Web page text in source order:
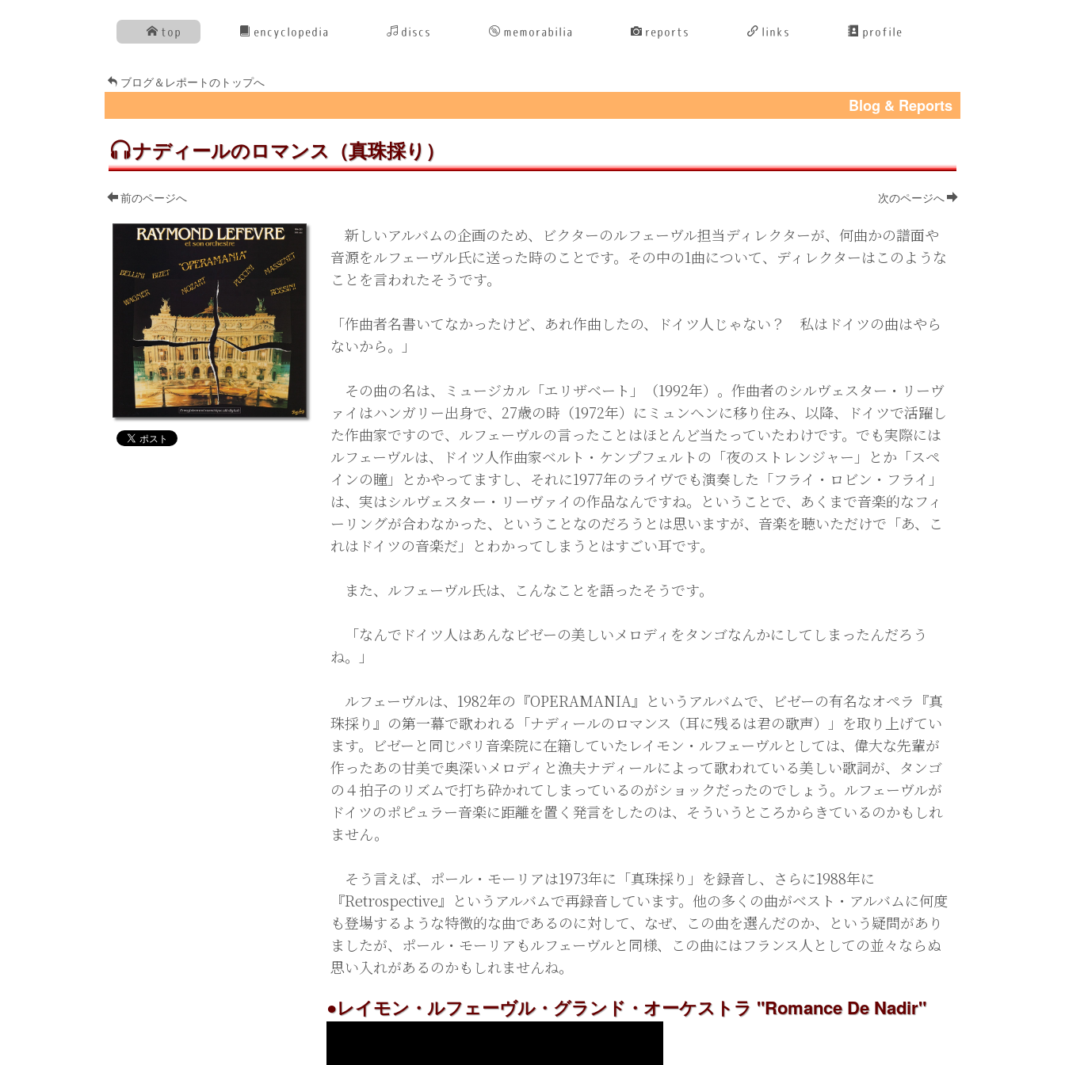
top encyclopedia discs memorabilia reports links profile
ブログ＆レポートのトップへ
Blog & Reports
ナディールのロマンス（真珠採り）
前のページへ 次のページへ
新しいアルバムの企画のため、ビクターのルフェーヴル担当ディレクターが、何曲かの譜面や
音源をルフェーヴル氏に送った時のことです。その中の1曲について、ディレクターはこのような
ことを言われたそうです。
「作曲者名書いてなかったけど、あれ作曲したの、ドイツ人じゃない？ 私はドイツの曲はやら
ないから。」
その曲の名は、ミュージカル「エリザベート」（1992年）。作曲者のシルヴェスター・リーヴ
ァイはハンガリー出身で、27歳の時（1972年）にミュンヘンに移り住み、以降、ドイツで活躍し
た作曲家ですので、ルフェーヴルの言ったことはほとんど当たっていたわけです。でも実際には
ルフェーヴルは、ドイツ人作曲家ベルト・ケンプフェルトの「夜のストレンジャー」とか「スペ
インの瞳」とかやってますし、それに1977年のライヴでも演奏した「フライ・ロビン・フライ」
は、実はシルヴェスター・リーヴァイの作品なんですね。ということで、あくまで音楽的なフィ
ーリングが合わなかった、ということなのだろうとは思いますが、音楽を聴いただけで「あ、こ
れはドイツの音楽だ」とわかってしまうとはすごい耳です。
また、ルフェーヴル氏は、こんなことを語ったそうです。
「なんでドイツ人はあんなビゼーの美しいメロディをタンゴなんかにしてしまったんだろう
ね。」
ルフェーヴルは、1982年の『OPERAMANIA』というアルバムで、ビゼーの有名なオペラ『真
珠採り』の第一幕で歌われる「ナディールのロマンス（耳に残るは君の歌声）」を取り上げてい
ます。ビゼーと同じパリ音楽院に在籍していたレイモン・ルフェーヴルとしては、偉大な先輩が
作ったあの甘美で奥深いメロディと漁夫ナディールによって歌われている美しい歌詞が、タンゴ
の４拍子のリズムで打ち砕かれてしまっているのがショックだったのでしょう。ルフェーヴルが
ドイツのポピュラー音楽に距離を置く発言をしたのは、そういうところからきているのかもしれ
ません。
そう言えば、ポール・モーリアは1973年に「真珠採り」を録音し、さらに1988年に
『Retrospective』というアルバムで再録音しています。他の多くの曲がベスト・アルバムに何度
も登場するような特徴的な曲であるのに対して、なぜ、この曲を選んだのか、という疑問があり
ましたが、ポール・モーリアもルフェーヴルと同様、この曲にはフランス人としての並々ならぬ
思い入れがあるのかもしれませんね。
●レイモン・ルフェーヴル・グランド・オーケストラ "Romance De Nadir"